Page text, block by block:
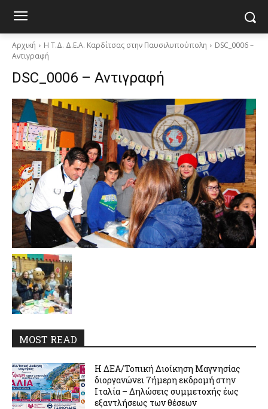
Αρχική H Τ.Δ. Δ.Ε.Α. Καρδίτσας στην Παυσιλυπούπολη
DSC_0006 –
Αντιγραφή
DSC_0006 – Αντιγραφή
MOST READ
Η ΔΕΑ/Τοπική Διοίκηση Μαγνησίας
διοργανώνει 7ήμερη εκδρομή στην
Ιταλία – Δηλώσεις συμμετοχής έως
εξαντλήσεως των θέσεων